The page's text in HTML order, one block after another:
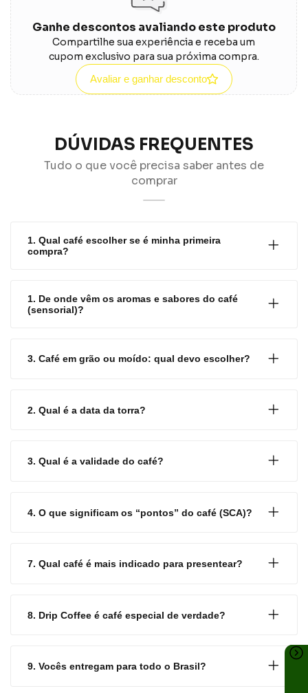
Ganhe descontos avaliando este produto
Compartilhe sua experiência e receba um
cupom exclusivo para sua próxima compra.
Avaliar e ganhar desconto
DÚVIDAS FREQUENTES
Tudo o que você precisa saber antes de
comprar
1. Qual café escolher se é minha primeira
compra?
1. De onde vêm os aromas e sabores do café
(sensorial)?
3. Café em grão ou moído: qual devo escolher?
2. Qual é a data da torra?
3. Qual é a validade do café?
4. O que significam os “pontos” do café (SCA)?
7. Qual café é mais indicado para presentear?
8. Drip Coffee é café especial de verdade?
9. Vocês entregam para todo o Brasil?